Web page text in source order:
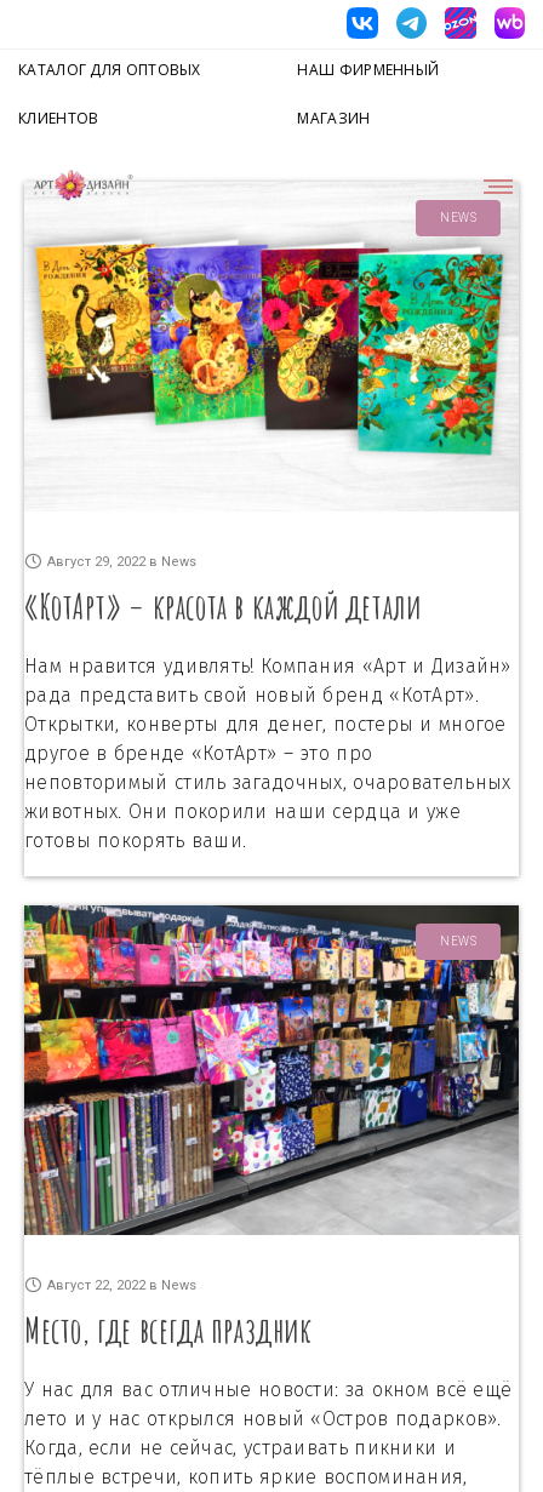
КАТАЛОГ ДЛЯ ОПТОВЫХ
КЛИЕНТОВ
НАШ ФИРМЕННЫЙ
МАГАЗИН
NEWS
Август 29, 2022 в News
«КотАрт» – красота в каждой детали
Нам нравится удивлять! Компания «Арт и Дизайн»
рада представить свой новый бренд «КотАрт».
Открытки, конверты для денег, постеры и многое
другое в бренде «КотАрт» – это про
неповторимый стиль загадочных, очаровательных
животных. Они покорили наши сердца и уже
готовы покорять ваши.
NEWS
Август 22, 2022 в News
Место, где всегда праздник
У нас для вас отличные новости: за окном всё ещё
лето и у нас открылся новый «Остров подарков».
Когда, если не сейчас, устраивать пикники и
тёплые встречи, копить яркие воспоминания,